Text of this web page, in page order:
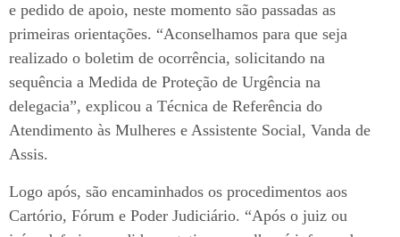
e pedido de apoio, neste momento são passadas as
primeiras orientações. “Aconselhamos para que seja
realizado o boletim de ocorrência, solicitando na
sequência a Medida de Proteção de Urgência na
delegacia”, explicou a Técnica de Referência do
Atendimento às Mulheres e Assistente Social, Vanda de
Assis.
Logo após, são encaminhados os procedimentos aos
Cartório, Fórum e Poder Judiciário. “Após o juiz ou